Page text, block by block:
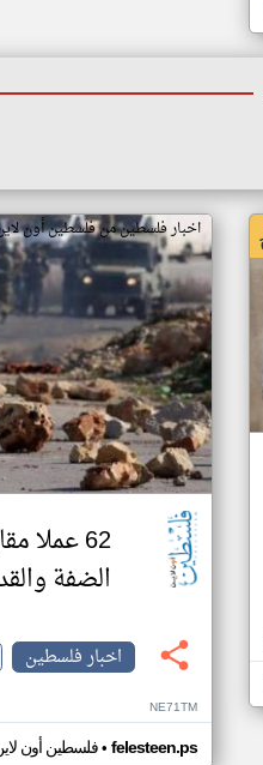
اخبار فلسطين من فلسطين أون
62 عملا
الضفة
اخبار فلسطين
NE71TM
فلسطين أون• felesteen.ps